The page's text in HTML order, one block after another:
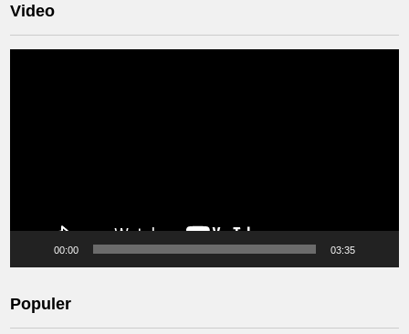
Video
00:00 03:35
Populer